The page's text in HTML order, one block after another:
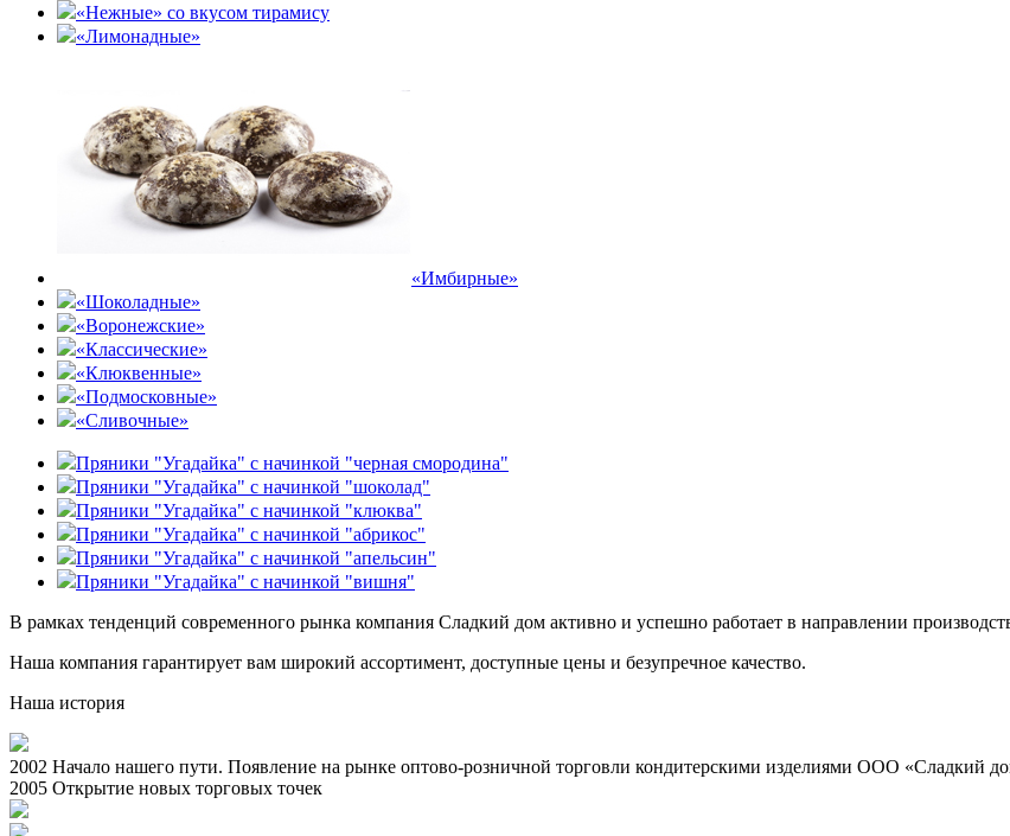
«Нежные» со вкусом тирамису
«Лимонадные»
«Имбирные»
«Шоколадные»
«Воронежские»
«Классические»
«Клюквенные»
«Подмосковные»
«Сливочные»
Пряники "Угадайка" с начинкой "черная смородина"
Пряники "Угадайка" с начинкой "шоколад"
Пряники "Угадайка" с начинкой "клюква"
Пряники "Угадайка" с начинкой "абрикос"
Пряники "Угадайка" с начинкой "апельсин"
Пряники "Угадайка" с начинкой "вишня"
В рамках тенденций современного рынка компания Сладкий дом активно и успешно работает в направлении
Наша компания гарантирует вам широкий ассортимент, доступные цены и безупречное качество.
Наша история
2002 Начало нашего пути. Появление на рынке оптово-розничной торговли кондитерскими изделиями ООО «Сладкий
2005 Открытие новых торговых точек